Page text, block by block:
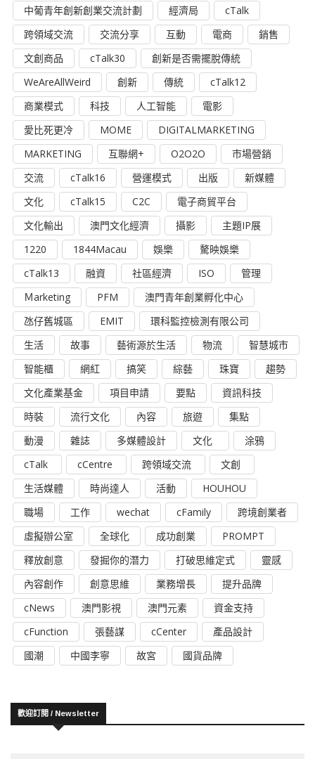
中葡青年創新創業交流計劃
經濟局
cTalk
跨領域交流
交流分享 互動 電商
銷售
文創商品
cTalk30
創新是否需擺脫傳統
WeAreAllWeird
創新 傳統
cTalk12
商業模式
科技 人工智能
電影
愛比死更冷
MOME
DIGITALMARKETING
MARKETING
互聯網+ O2O2O
市場營銷
交流
cTalk16 營運模式 出版
新媒體
文化
cTalk15 C2C
電子商貿平台
文化輸出
澳門文化經濟 攝影
主題IP展
1220
1844Macau 娛樂
驁映娛樂
cTalk13
融資 社區經濟 ISO
管理
Ｍarketing
PFM
澳門青年創業孵化中心
氹仔舊城區
EMIT
環科監控檢測有限公司
生活
故事 藝術源於生活 物流
智慧城市
智能櫃
網紅 搞笑 綜藝 珠寶
趨勢
文化產業基金
項目申請 要點
資訊科技
時裝
流行文化 內容 旅遊
集點
動漫
雜誌 多媒體設計 文化
涂鴉
cTalk
cCentre 跨領域交流
文創
生活媒體
時尚達人 活動
HOUHOU
職場
工作 wechat cFamily
跨境創業者
虛擬辦公室
全球化 成功創業
PROMPT
釋放創意
發掘你的潛力 打破思維定式
靈感
內容創作
創意思維 業務增長
提升品牌
cNews
澳門影視 澳門元素
資金支持
cFunction
張藝謀 cCenter
產品設計
國潮
中國李寧 故宮 國貨品牌
歡迎訂閱 / Newsletter